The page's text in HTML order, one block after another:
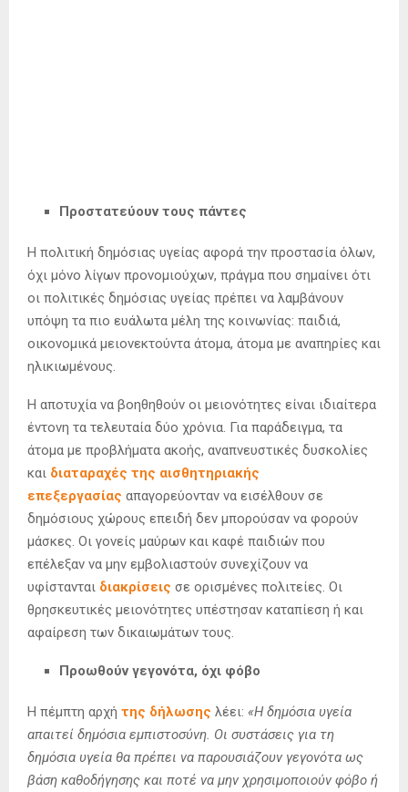
Προστατεύουν τους πάντες
Η πολιτική δημόσιας υγείας αφορά την προστασία όλων,
όχι μόνο λίγων προνομιούχων, πράγμα που σημαίνει ότι
οι πολιτικές δημόσιας υγείας πρέπει να λαμβάνουν
υπόψη τα πιο ευάλωτα μέλη της κοινωνίας: παιδιά,
οικονομικά μειονεκτούντα άτομα, άτομα με αναπηρίες και
ηλικιωμένους.
Η αποτυχία να βοηθηθούν οι μειονότητες είναι ιδιαίτερα
έντονη τα τελευταία δύο χρόνια. Για παράδειγμα, τα
άτομα με προβλήματα ακοής, αναπνευστικές δυσκολίες
και διαταραχές της αισθητηριακής
επεξεργασίας απαγορεύονταν να εισέλθουν σε
δημόσιους χώρους επειδή δεν μπορούσαν να φορούν
μάσκες. Οι γονείς μαύρων και καφέ παιδιών που
επέλεξαν να μην εμβολιαστούν συνεχίζουν να
υφίστανται διακρίσεις σε ορισμένες πολιτείες. Οι
θρησκευτικές μειονότητες υπέστησαν καταπίεση ή και
αφαίρεση των δικαιωμάτων τους.
Προωθούν γεγονότα, όχι φόβο
Η πέμπτη αρχή της δήλωσης λέει: «Η δημόσια υγεία
απαιτεί δημόσια εμπιστοσύνη. Οι συστάσεις για τη
δημόσια υγεία θα πρέπει να παρουσιάζουν γεγονότα ως
βάση καθοδήγησης και ποτέ να μην χρησιμοποιούν φόβο ή